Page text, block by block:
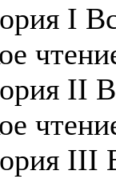
I
II
III